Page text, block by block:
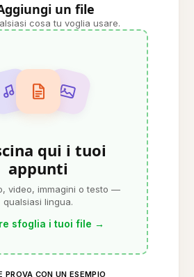
un file
cosa tu voglia usare.
qui i tuoi
appunti
video, immagini o testo —
qualsiasi lingua.
sfoglia i tuoi file →
PROVA CON UN ESEMPIO